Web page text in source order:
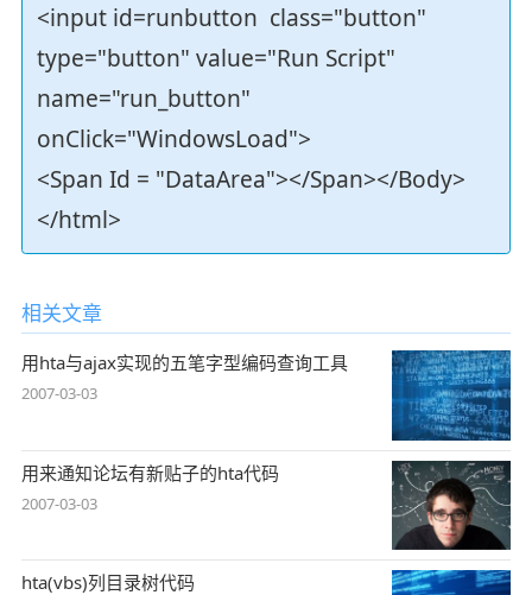
<input id=runbutton class="button"
type="button" value="Run Script"
name="run_button"
onClick="WindowsLoad">
<Span Id = "DataArea"></Span></Body>
</html>
相关文章
用hta与ajax实现的五笔字型编码查询工具
2007-03-03
用来通知论坛有新贴子的hta代码
2007-03-03
hta(vbs)列目录树代码